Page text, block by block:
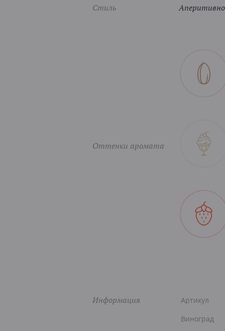
Стиль
Оттенки аромата
Информация Артикул
Виноград